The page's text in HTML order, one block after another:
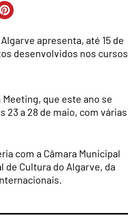
apresenta, até 15 de
desenvolvidos nos cursos
que este ano se
23 a 28 de maio, com várias
com a Câmara Municipal
de Cultura do Algarve, da